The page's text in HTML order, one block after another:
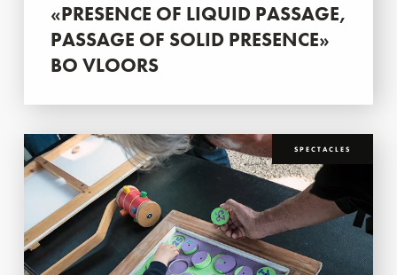
«PRESENCE OF LIQUID PASSAGE,
PASSAGE OF SOLID PRESENCE»
BO VLOORS
SPECTACLES